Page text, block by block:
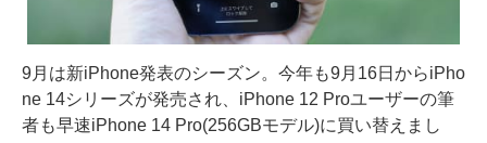
9月は新iPhone発表のシーズン。今年も9月16日からiPho
ne 14シリーズが発売され、iPhone 12 Proユーザーの筆
者も早速iPhone 14 Pro(256GBモデル)に買い替えまし